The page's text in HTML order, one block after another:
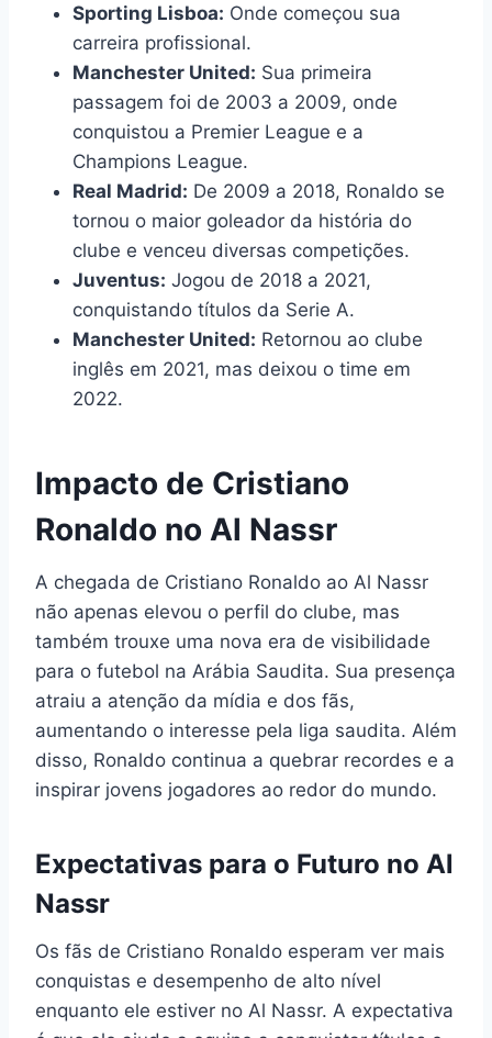
Sporting Lisboa: Onde começou sua
carreira profissional.
Manchester United: Sua primeira
passagem foi de 2003 a 2009, onde
conquistou a Premier League e a
Champions League.
Real Madrid: De 2009 a 2018, Ronaldo se
tornou o maior goleador da história do
clube e venceu diversas competições.
Juventus: Jogou de 2018 a 2021,
conquistando títulos da Serie A.
Manchester United: Retornou ao clube
inglês em 2021, mas deixou o time em
2022.
Impacto de Cristiano
Ronaldo no Al Nassr
A chegada de Cristiano Ronaldo ao Al Nassr
não apenas elevou o perfil do clube, mas
também trouxe uma nova era de visibilidade
para o futebol na Arábia Saudita. Sua presença
atraiu a atenção da mídia e dos fãs,
aumentando o interesse pela liga saudita. Além
disso, Ronaldo continua a quebrar recordes e a
inspirar jovens jogadores ao redor do mundo.
Expectativas para o Futuro no Al
Nassr
Os fãs de Cristiano Ronaldo esperam ver mais
conquistas e desempenho de alto nível
enquanto ele estiver no Al Nassr. A expectativa